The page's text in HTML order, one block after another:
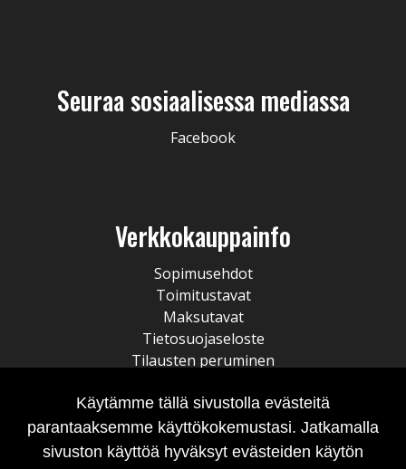
Seuraa sosiaalisessa mediassa
Facebook
Verkkokauppainfo
Sopimusehdot
Toimitustavat
Maksutavat
Tietosuojaseloste
Tilausten peruminen
Käytämme tällä sivustolla evästeitä
parantaaksemme käyttökokemustasi. Jatkamalla
sivuston käyttöä hyväksyt evästeiden käytön